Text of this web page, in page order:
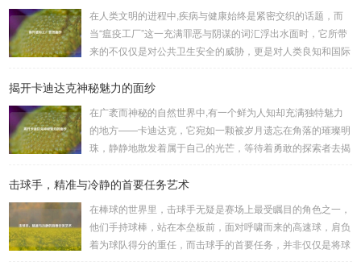
来自各方的邪恶势力，最初，他们凭借着基础的技能和坚定的
意志，在一次次战斗中积累着经验，不断成长，无论是在阴森
恐怖的地下墓穴，还是在战火纷飞的前线战场，守...
在人类文明的进程中,疾病与健康始终是紧密交织的话题，而
当“瘟疫工厂”这一充满罪恶与阴谋的词汇浮出水面时，它所带
来的不仅仅是对公共卫生安全的威胁，更是对人类良知和国际
是一些别有用心的势力为了实现其不可告人的目的，秘密设立
科学研究的外衣，实则干着违背人道、危害全球的勾当。 从
历史上看,生物武器的使用曾经给人类带来过惨痛的教训，在
战争时期，某些国家就曾利用细菌、病毒...
揭开卡迪达克神秘魅力的面纱
在广袤而神秘的自然世界中,有一个鲜为人知却充满独特魅力
的地方——卡迪达克，它宛如一颗被岁月遗忘在角落的璀璨明
珠，静静地散发着属于自己的光芒，等待着勇敢的探索者去揭
复杂多样的地形地貌，高耸入云的山脉连绵起伏，像是大自然
照耀下闪耀着刺眼的银光，仿佛是大自然赐予这片土地的皇
冠，而山脚下，则是一片郁郁葱葱的森林，森林里树木种类繁
多，高大的乔木遮天蔽日，阳光只能透过枝叶的缝隙...
击球手，精准与冷静的首要任务艺术
在棒球的世界里，击球手无疑是赛场上最受瞩目的角色之一，
他们手持球棒，站在本垒板前，面对呼啸而来的高速球，肩负
着为球队得分的重任，而击球手的首要任务，并非仅仅是将球